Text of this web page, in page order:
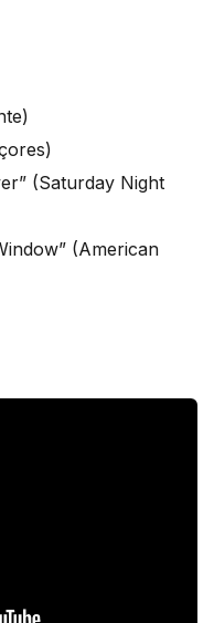
(Saturday Night
(American